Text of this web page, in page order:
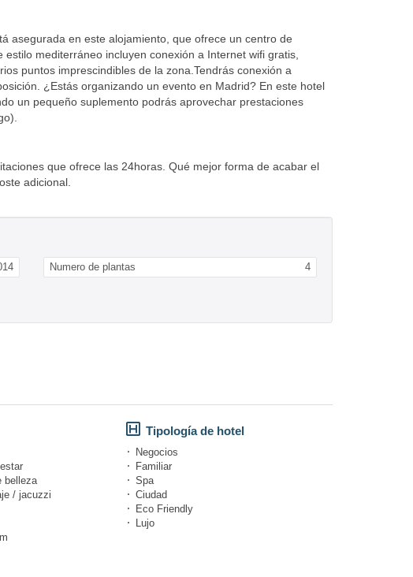
asegurada en este alojamiento, que ofrece un centro de
mediterráneo incluyen conexión a Internet wifi gratis,
puntos imprescindibles de la zona.Tendrás conexión a
¿Estás organizando un evento en Madrid? En este hotel
un pequeño suplemento podrás aprovechar prestaciones
que ofrece las 24horas. Qué mejor forma de acabar el
adicional.
Numero de plantas 4
belleza
/ jacuzzi
Tipología de hotel
Negocios
Familiar
Spa
Ciudad
Eco Friendly
Lujo